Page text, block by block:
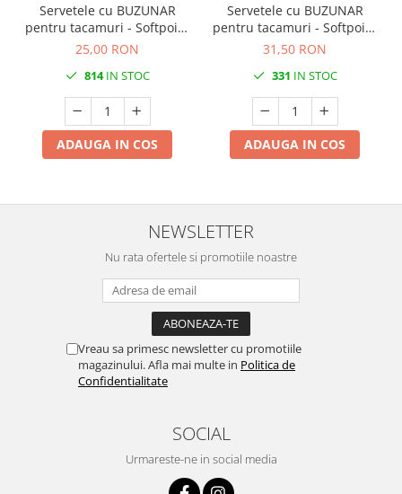
Servetele cu BUZUNAR
pentru tacamuri - Softpoint
(Alb) / 33 x 40 cm / 50 buc
25,00 RON
814IN STOC
ADAUGA IN COS
Servetele cu BUZUNAR
pentru tacamuri - Softpoint
(Negre) / 33 x 40 cm / 50
31,50 RON
331 IN STOC
ADAUGA IN COS
NEWSLETTER
Nu rata ofertele si promotiile noastre
Vreau sa primesc newsletter cu promotiile
magazinului. Afla mai multe in Politica de
Confidentialitate
SOCIAL
Urmareste-ne in social media